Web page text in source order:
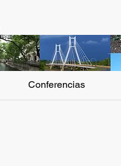
Conferencias